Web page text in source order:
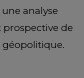
analyse
de
géopolitique.